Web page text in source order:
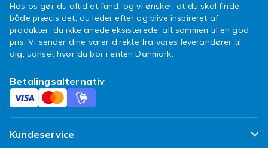
Hos os gør du altid et fund, og vi ønsker, at du skal finde
både præcis det, du leder efter og blive inspireret af
produkter, du ikke anede eksisterede, alt sammen til en god
pris. Vi sender dine varer direkte fra vores leverandører til
dig, uanset hvor du bor i enten Danmark.
Betalingsalternativ
Kundeservice